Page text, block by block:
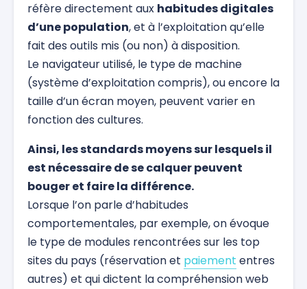
réfère directement aux habitudes digitales
d’une population, et à l’exploitation qu’elle
fait des outils mis (ou non) à disposition.
Le navigateur utilisé, le type de machine
(système d’exploitation compris), ou encore la
taille d’un écran moyen, peuvent varier en
fonction des cultures.
Ainsi, les standards moyens sur lesquels il
est nécessaire de se calquer peuvent
bouger et faire la différence.
Lorsque l’on parle d’habitudes
comportementales, par exemple, on évoque
le type de modules rencontrées sur les top
sites du pays (réservation et paiement entres
autres) et qui dictent la compréhension web